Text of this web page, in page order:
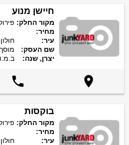
חיישן מנוע
מקור החלק:
מחיר:
עיר:
חולון
שם העסק:
יצרן, שנה:


בוקסות
מקור החלק:
מחיר:
עיר:
חולון